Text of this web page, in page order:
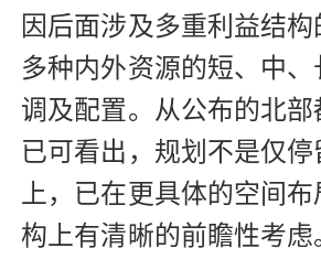
因后面涉及多重利益结
多种内外资源的短、中
调及配置。从公布的北
已可看出，规划不是仅
上，已在更具体的空间
构上有清晰的前瞻性考虑